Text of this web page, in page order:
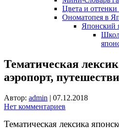
Цвета и
Ономатопея в
Японский
Тематическая
аэропорт,
Автор: admin | 07.12.2018
Нет комментариев
Тематическая лексика